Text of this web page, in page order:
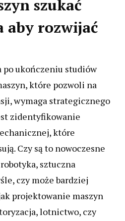
szukać
aby rozwijać
ukończeniu studiów
które pozwoli na
wymaga strategicznego
zidentyfikowanie
które
Czy są to nowoczesne
sztuczna
czy może bardziej
projektowanie maszyn
lotnictwo, czy